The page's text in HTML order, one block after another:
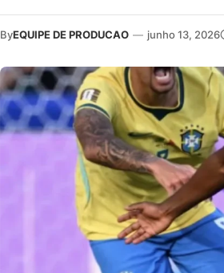
ByEQUIPE DE PRODUCAO — junho 13, 2026